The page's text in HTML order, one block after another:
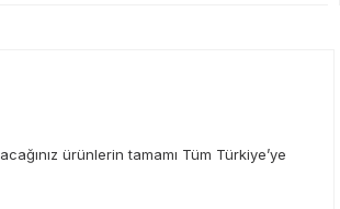
ürünlerin tamamı Tüm Türkiye’ye